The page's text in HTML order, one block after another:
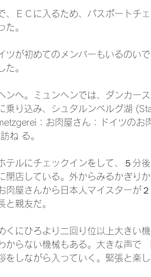
、ＥＣに入るため、パスポートチ
た。
ツが初めてのメンバーもいるのい
た。
ンへ。ミュンヘンでは、ダンカー
乗り込み、シュタルンベルグ湖
：お肉屋さん：ドイツのお
ね る。
テルにチェックインをして、５分
閉店している。外からみるかぎり
肉屋さんから日本人マイスターが
と親友だ。
くにひろより二回り位以上大きい
からない機械もある。大きな声で
をしながら入っていく。緊張と楽し